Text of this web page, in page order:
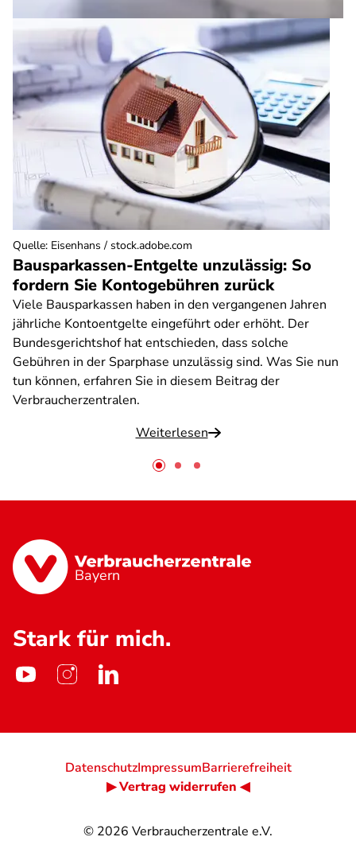
Bausparkassen-Entgelte unzulässig: So
fordern Sie Kontogebühren zurück
Viele Bausparkassen haben in den vergangenen Jahren
jährliche Kontoentgelte eingeführt oder erhöht. Der
Bundesgerichtshof hat entschieden, dass solche
Gebühren in der Sparphase unzulässig sind. Was Sie nun
tun können, erfahren Sie in diesem Beitrag der
Verbraucherzentralen.
Weiterlesen
Quelle: Eisenhans / stock.adobe.com
Bayern
Stark für mich.
© 2026 Verbraucherzentrale e.V.
DatenschutzImpressumBarrierefreiheit
▶ Vertrag widerrufen ◀